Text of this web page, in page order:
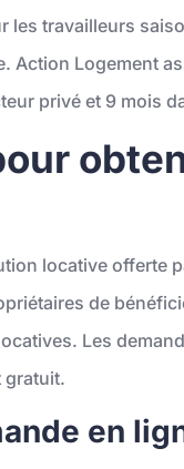
les travailleurs
Action Logement
privé et 9 mois
locative offerte
de
Les
gratuit.
en